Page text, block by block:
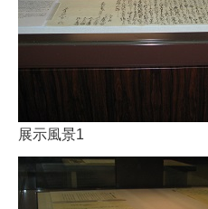
展示風景1